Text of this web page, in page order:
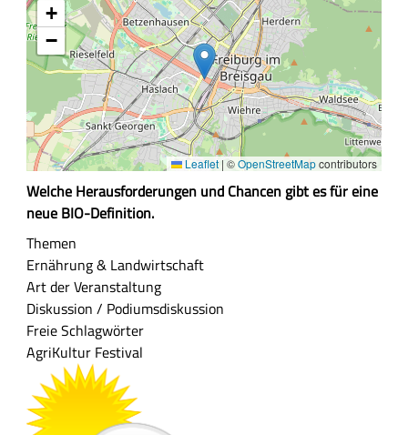
+
−
Leaflet | ©OpenStreetMapcontributors
Z
u
s
a
m
m
e
n
s
Welche Herausforderungen und Chancen gibt es für eine
neue BIO-Definition.
Themen
Ernährung & Landwirtschaft
Art der Veranstaltung
Diskussion / Podiumsdiskussion
Freie Schlagwörter
AgriKultur Festival